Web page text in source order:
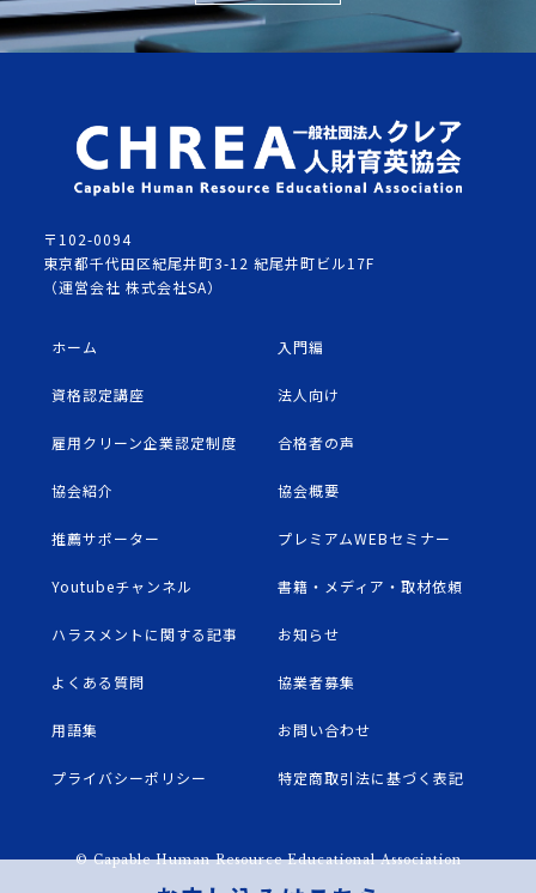
〒102-0094
東京都千代田区紀尾井町3-12 紀尾井町ビル17F
（運営会社 株式会社SA）
ホーム 入門編
資格認定講座 法人向け
雇用クリーン企業認定制度 合格者の声
協会紹介 協会概要
推薦サポーター プレミアムWEBセミナー
Youtubeチャンネル 書籍・メディア・取材依頼
ハラスメントに関する記事 お知らせ
よくある質問 協業者募集
用語集 お問い合わせ
プライバシーポリシー 特定商取引法に基づく表記
© Capable Human Resource Educational Association